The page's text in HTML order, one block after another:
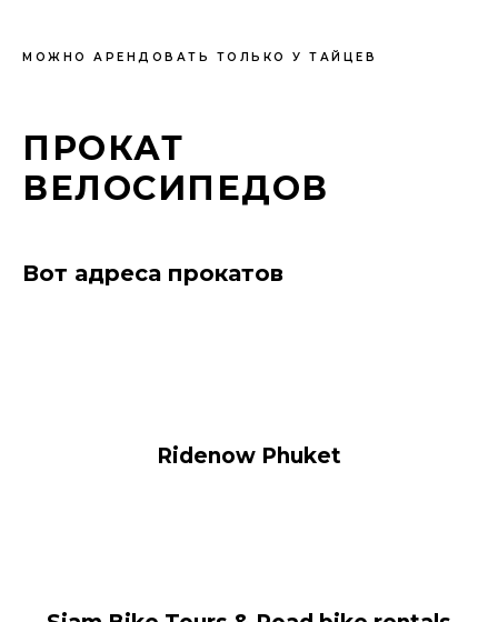
МОЖНО АРЕНДОВАТЬ ТОЛЬКО У ТАЙЦЕВ
ПРОКАТ
ВЕЛОСИПЕДОВ
Вот адреса прокатов
Ridenow Phuket